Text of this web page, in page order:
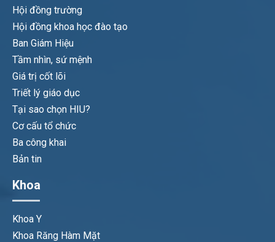
Hội đồng trường
Hội đồng khoa học đào tạo
Ban Giám Hiệu
Tầm nhìn, sứ mệnh
Giá trị cốt lõi
Triết lý giáo dục
Tại sao chọn HIU?
Cơ cấu tổ chức
Ba công khai
Bản tin
Khoa
Khoa Y
Khoa Răng Hàm Mặt